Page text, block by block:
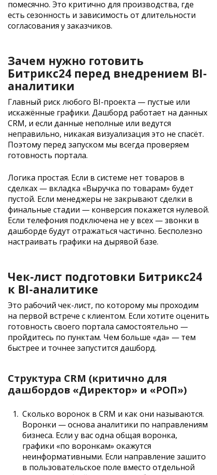
помесячно. Это критично для производства, где
есть сезонность и зависимость от длительности
согласования у заказчиков.
Зачем нужно готовить
Битрикс24 перед внедрением BI-
аналитики
Главный риск любого BI-проекта — пустые или
искажённые графики. Дашборд работает на данных
CRM, и если данные неполные или ведутся
неправильно, никакая визуализация это не спасёт.
Поэтому перед запуском мы всегда проверяем
готовность портала.
Логика простая. Если в системе нет товаров в
сделках — вкладка «Выручка по товарам» будет
пустой. Если менеджеры не закрывают сделки в
финальные стадии — конверсия покажется нулевой.
Если телефония подключена не у всех — звонки в
дашборде будут отражаться частично. Бесполезно
настраивать графики на дырявой базе.
Чек-лист подготовки Битрикс24
к BI-аналитике
Это рабочий чек-лист, по которому мы проходим
на первой встрече с клиентом. Если хотите оценить
готовность своего портала самостоятельно —
пройдитесь по пунктам. Чем больше «да» — тем
быстрее и точнее запустится дашборд.
Структура CRM (критично для
дашбордов «Директор» и «РОП»)
Сколько воронок в CRM и как они называются.
Воронки — основа аналитики по направлениям
бизнеса. Если у вас одна общая воронка,
графики «по воронкам» окажутся
неинформативными. Если направление зашито
в пользовательское поле вместо отдельной